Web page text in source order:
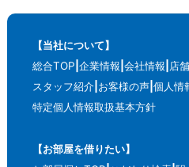
【当社について】
総合TOP 企業情報 会社情報 店
スタッフ紹介 お客様の声 個人情
特定個人情報取扱基本方針
【お部屋を借りたい】